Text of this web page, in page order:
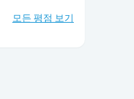
모든 평점 보기